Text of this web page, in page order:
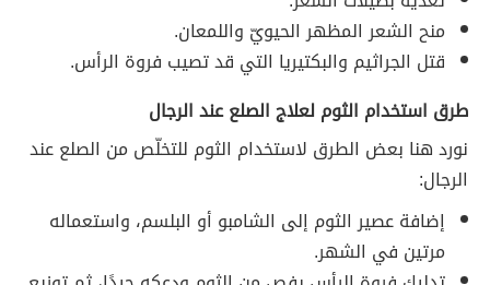
منح الشعر المظهر الحيويّ واللمعان.
قتل الجراثيم والبكتيريا التي قد تصيب فروة الرأس.
طرق استخدام الثوم لعلاج الصلع عند الرجال
نورد هنا بعض الطرق لاستخدام الثوم للتخلّص من الصلع عند
الرجال:
إضافة عصير الثوم إلى الشامبو أو البلسم، واستعماله
مرتين في الشهر.